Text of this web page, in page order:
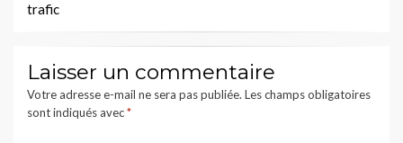
trafic
Laisser un commentaire
Votre adresse e-mail ne sera pas publiée. Les champs obligatoires
sont indiqués avec*